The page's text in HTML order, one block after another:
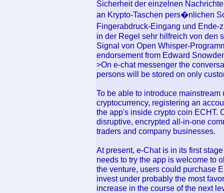
Sicherheit der einzelnen
an Krypto-Taschen pers�nlichen
Fingerabdruck-Eingang und
in der Regel sehr hilfreich von den
Signal von Open Whisper-
endorsement from Edward
>On e-chat messenger the
persons will be stored on only
To be able to introduce
cryptocurrency, registering an
the app's inside crypto coin ECHT.
disruptive, encrypted all-in-one
traders and company businesses.
At present, e-Chat is in its first
needs to try the app is welcome to
the venture, users could purchase
invest under probably the most
increase in the course of the next